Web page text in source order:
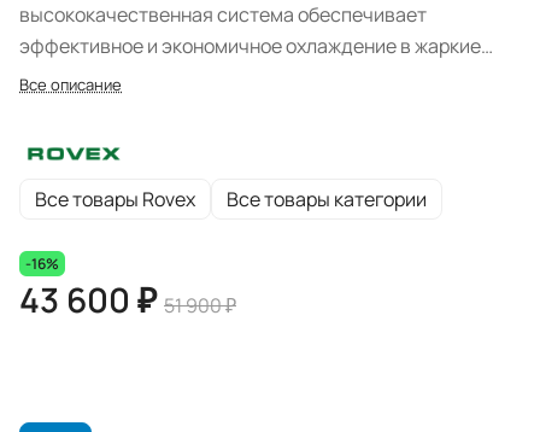
высококачественная система обеспечивает
эффективное и экономичное охлаждение в жаркие
летние дни и надежное обогрев в холодные месяцы.
Все описание
Все товары Rovex Все товары категории
-16%
43 600 ₽ 51 900 ₽